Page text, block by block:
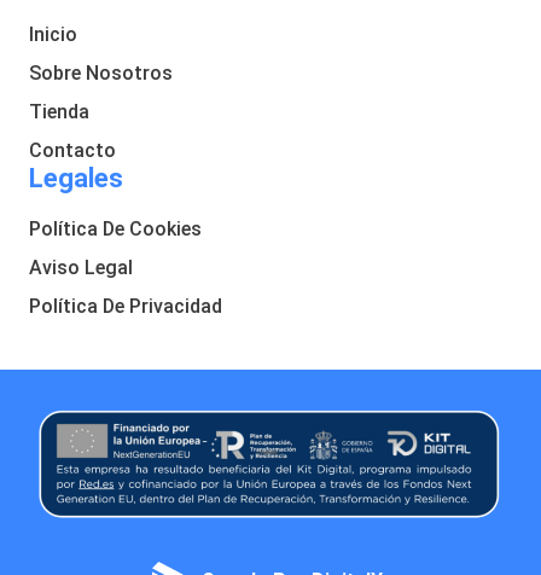
Inicio
Sobre Nosotros
Tienda
Contacto
Legales
Política De Cookies
Aviso Legal
Política De Privacidad